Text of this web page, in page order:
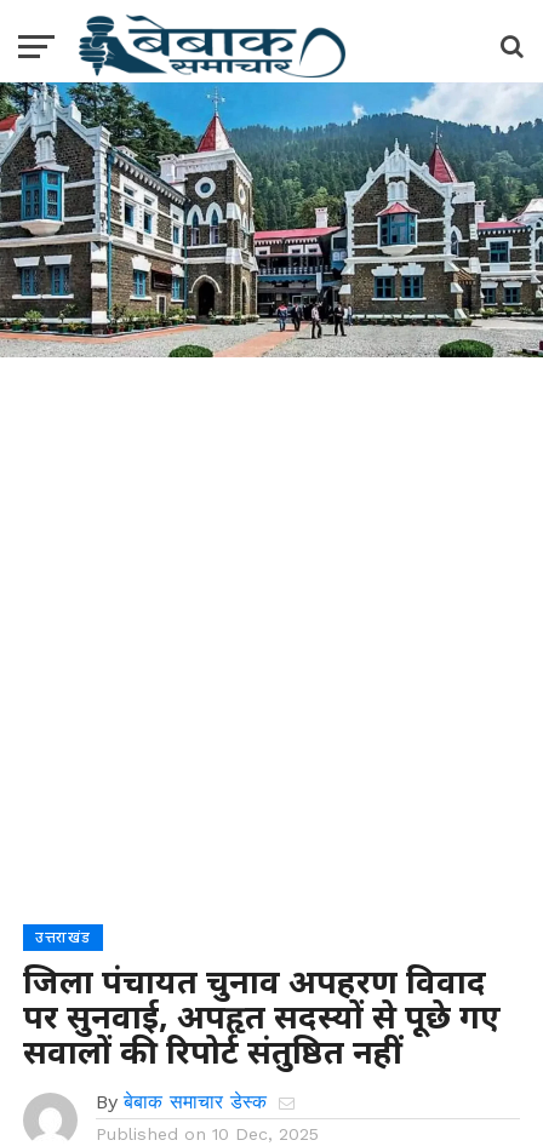
उत्तराखंड
जिला पंचायत चुनाव अपहरण विवाद
पर सुनवाई, अपहृत सदस्यों से पूछे गए
सवालों की रिपोर्ट संतुष्ठित नहीं
By बेबाक समाचार डेस्क
Published on 10 Dec, 2025